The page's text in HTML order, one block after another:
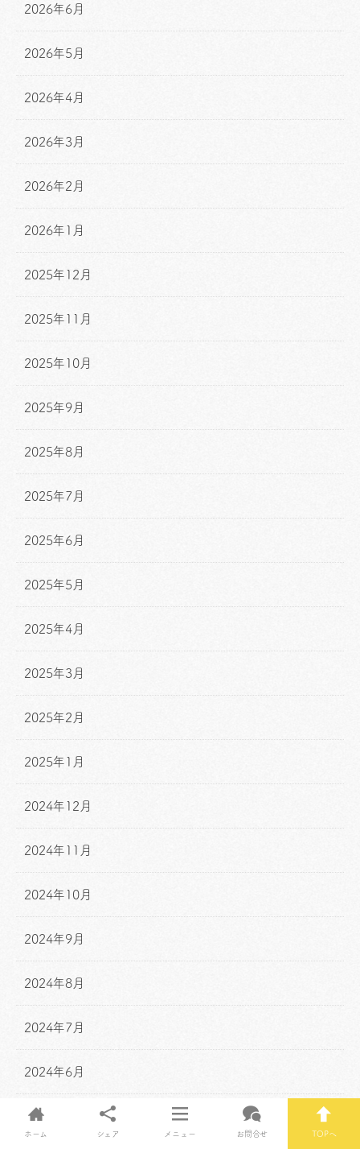
2026年6月
2026年5月
2026年4月
2026年3月
2026年2月
2026年1月
2025年12月
2025年11月
2025年10月
2025年9月
2025年8月
2025年7月
2025年6月
2025年5月
2025年4月
2025年3月
2025年2月
2025年1月
2024年12月
2024年11月
2024年10月
2024年9月
2024年8月
2024年7月
2024年6月
2024年5月
ホーム シェア メニュー お問合せ TOPへ